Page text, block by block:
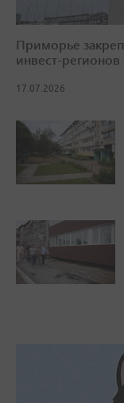
Приморье
инвест-регионов
17.07.2026